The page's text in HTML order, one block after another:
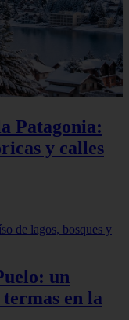
Patagonia:
y calles
un
termas en la